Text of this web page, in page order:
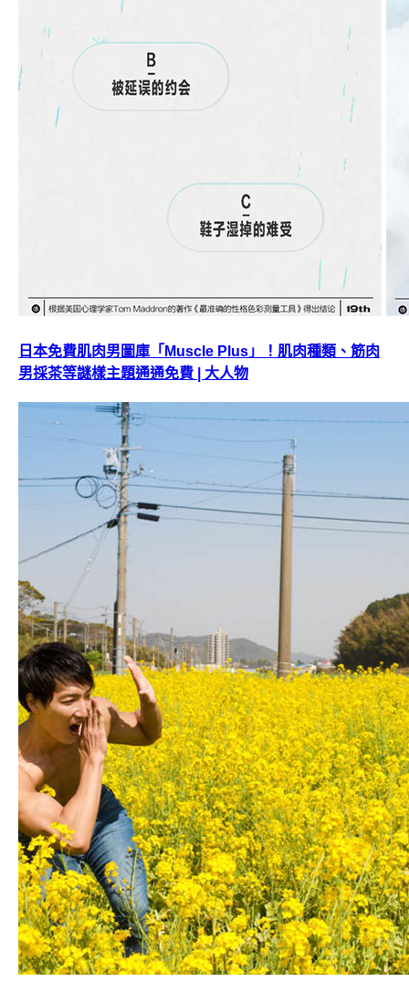
日本免費肌肉男圖庫「Muscle Plus」！肌肉種類、筋肉
男採茶等謎樣主題通通免費 | 大人物